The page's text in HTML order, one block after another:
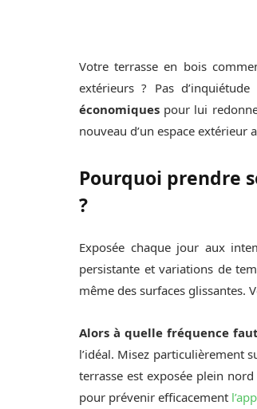
Votre terrasse en bois
extérieurs ? Pas
économiques pour lui
nouveau d’un espace extérieur
Pourquoi prendre
?
Exposée chaque jour aux
persistante et variations de
même des surfaces glissantes.
Alors à quelle fréquence
l’idéal. Misez particulièrement
terrasse est exposée plein
pour prévenir efficacement